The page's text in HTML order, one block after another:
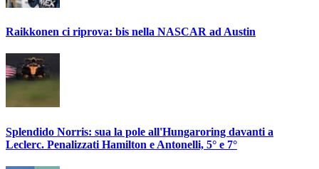
Raikkonen ci riprova: bis nella NASCAR ad Austin
Splendido Norris: sua la pole all'Hungaroring davanti a
Leclerc. Penalizzati Hamilton e Antonelli, 5° e 7°